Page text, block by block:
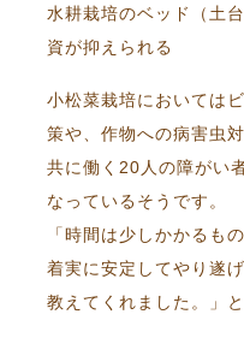
水耕栽培のベッド（土
資が抑えられる
小松菜栽培においては
策や、作物への病害虫
共に働く20人の障がい
なっているそうです。
「時間は少しかかるも
着実に安定してやり遂
教えてくれました。」